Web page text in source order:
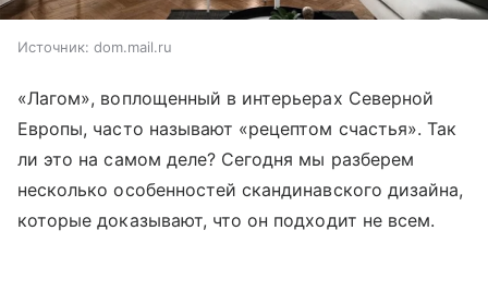
Источник: dom.mail.ru
«Лагом», воплощенный в интерьерах Северной
Европы, часто называют «рецептом счастья». Так
ли это на самом деле? Сегодня мы разберем
несколько особенностей скандинавского дизайна,
которые доказывают, что он подходит не всем.